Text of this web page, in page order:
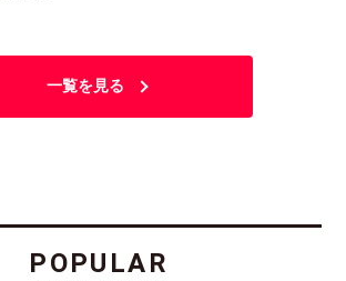
一覧を見る
POPULAR